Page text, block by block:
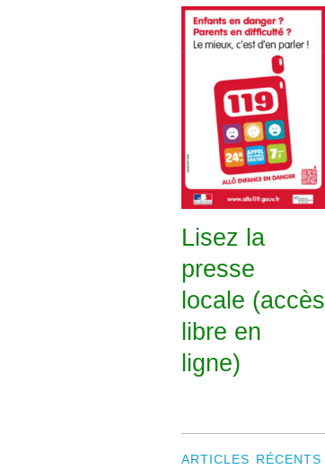
Lisez la
presse
locale (accès
libre en
ligne)
ARTICLES RÉCENTS